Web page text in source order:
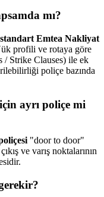
mı?
standart Emtea Nakliyat
profili ve rotaya göre
/ Strike Clauses) ile ek
poliçe bazında
ayrı poliçe mi
"door to door"
ve varış noktalarının